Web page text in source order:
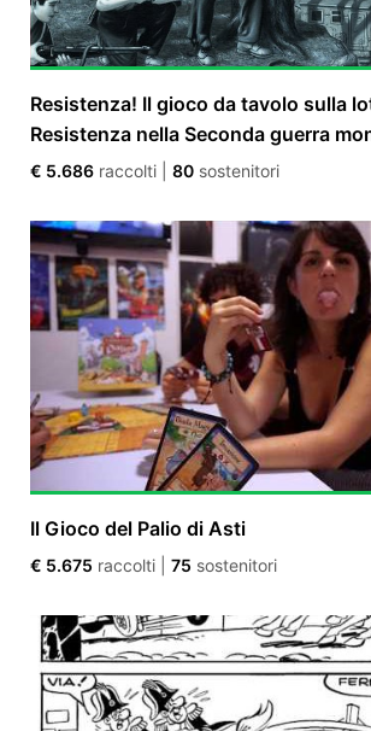
Resistenza! Il gioco da tavolo sulla
Resistenza nella Seconda guerra
€ 5.686 raccolti 80 sostenitori
Il Gioco del Palio di Asti
€ 5.675 raccolti 75 sostenitori